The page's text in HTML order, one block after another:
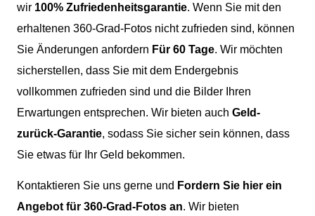
wir 100% Zufriedenheitsgarantie. Wenn Sie mit den
erhaltenen 360-Grad-Fotos nicht zufrieden sind, können
Sie Änderungen anfordern Für 60 Tage. Wir möchten
sicherstellen, dass Sie mit dem Endergebnis
vollkommen zufrieden sind und die Bilder Ihren
Erwartungen entsprechen. Wir bieten auch Geld-
zurück-Garantie, sodass Sie sicher sein können, dass
Sie etwas für Ihr Geld bekommen.
Kontaktieren Sie uns gerne und Fordern Sie hier ein
Angebot für 360-Grad-Fotos an. Wir bieten